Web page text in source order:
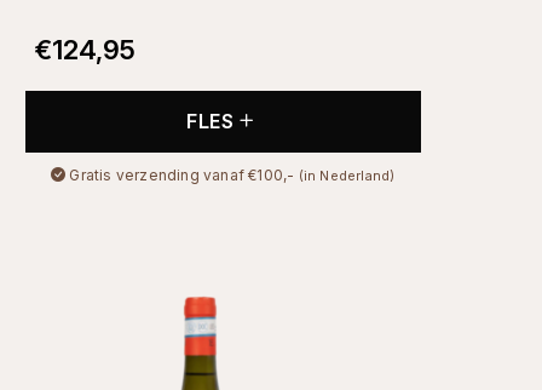
€124,95
FLES
Gratis verzending vanaf €100,- (in Nederland)